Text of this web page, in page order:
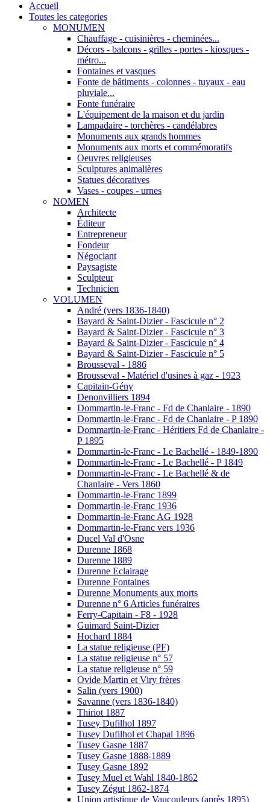
Accueil
Toutes les categories
MONUMEN
Chauffage - cuisinières - cheminées...
Décors - balcons - grilles - portes - kiosques -
métro...
Fontaines et vasques
Fonte de bâtiments - colonnes - tuyaux - eau
pluviale...
Fonte funéraire
L'équipement de la maison et du jardin
Lampadaire - torchères - candélabres
Monuments aux grands hommes
Monuments aux morts et commémoratifs
Oeuvres religieuses
Sculptures animalières
Statues décoratives
Vases - coupes - urnes
NOMEN
Architecte
Éditeur
Entrepreneur
Fondeur
Négociant
Paysagiste
Sculpteur
Technicien
VOLUMEN
André (vers 1836-1840)
Bayard & Saint-Dizier - Fascicule n° 2
Bayard & Saint-Dizier - Fascicule n° 3
Bayard & Saint-Dizier - Fascicule n° 4
Bayard & Saint-Dizier - Fascicule n° 5
Brousseval - 1886
Brousseval - Matériel d'usines à gaz - 1923
Capitain-Gény
Denonvilliers 1894
Dommartin-le-Franc - Fd de Chanlaire - 1890
Dommartin-le-Franc - Fd de Chanlaire - P 1890
Dommartin-le-Franc - Héritiers Fd de Chanlaire -
P 1895
Dommartin-le-Franc - Le Bachellé - 1849-1890
Dommartin-le-Franc - Le Bachellé - P 1849
Dommartin-le-Franc - Le Bachellé & de
Chanlaire - Vers 1860
Dommartin-le-Franc 1899
Dommartin-le-Franc 1936
Dommartin-le-Franc AG 1928
Dommartin-le-Franc vers 1936
Ducel Val d'Osne
Durenne 1868
Durenne 1889
Durenne Eclairage
Durenne Fontaines
Durenne Monuments aux morts
Durenne n° 6 Articles funéraires
Ferry-Capitain - F8 - 1928
Guimard Saint-Dizier
Hochard 1884
La statue religieuse (PF)
La statue religieuse n° 57
La statue religieuse n° 59
Ovide Martin et Viry frères
Salin (vers 1900)
Savanne (vers 1836-1840)
Thiriot 1887
Tusey Dufilhol 1897
Tusey Dufilhol et Chapal 1896
Tusey Gasne 1887
Tusey Gasne 1888-1889
Tusey Gasne 1892
Tusey Muel et Wahl 1840-1862
Tusey Zégut 1862-1874
Union artistique de Vaucouleurs (après 1895)